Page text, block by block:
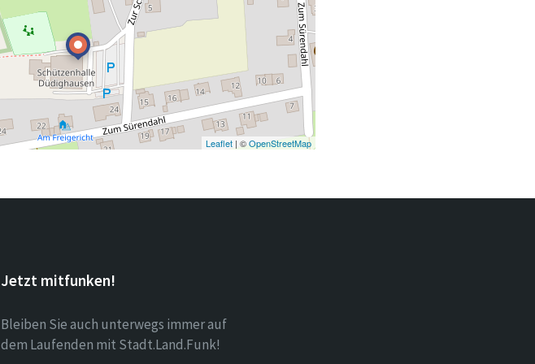
Leaflet| ©OpenStreetMap
Jetzt mitfunken!
Bleiben Sie auch unterwegs immer auf
dem Laufenden mit Stadt.Land.Funk!